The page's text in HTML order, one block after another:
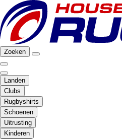
Zoeken
Landen
Clubs
Rugbyshirts
Schoenen
Uitrusting
Kinderen